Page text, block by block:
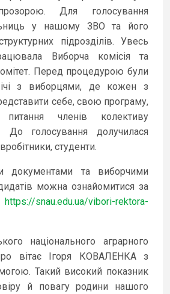
Для голосування
у нашому ЗВО та його
підрозділів. Увесь
Виборча комісія та
Перед процедурою були
з виборцями, де кожен з
себе, свою програму,
питання членів колективу
голосування долучилася
студенти.
документами та виборчими
можна ознайомитися за
https://snau.edu.ua/vibori-rektora-
національного аграрного
вітає Ігоря КОВАЛЕНКА з
Такий високий показник
й повагу родини нашого